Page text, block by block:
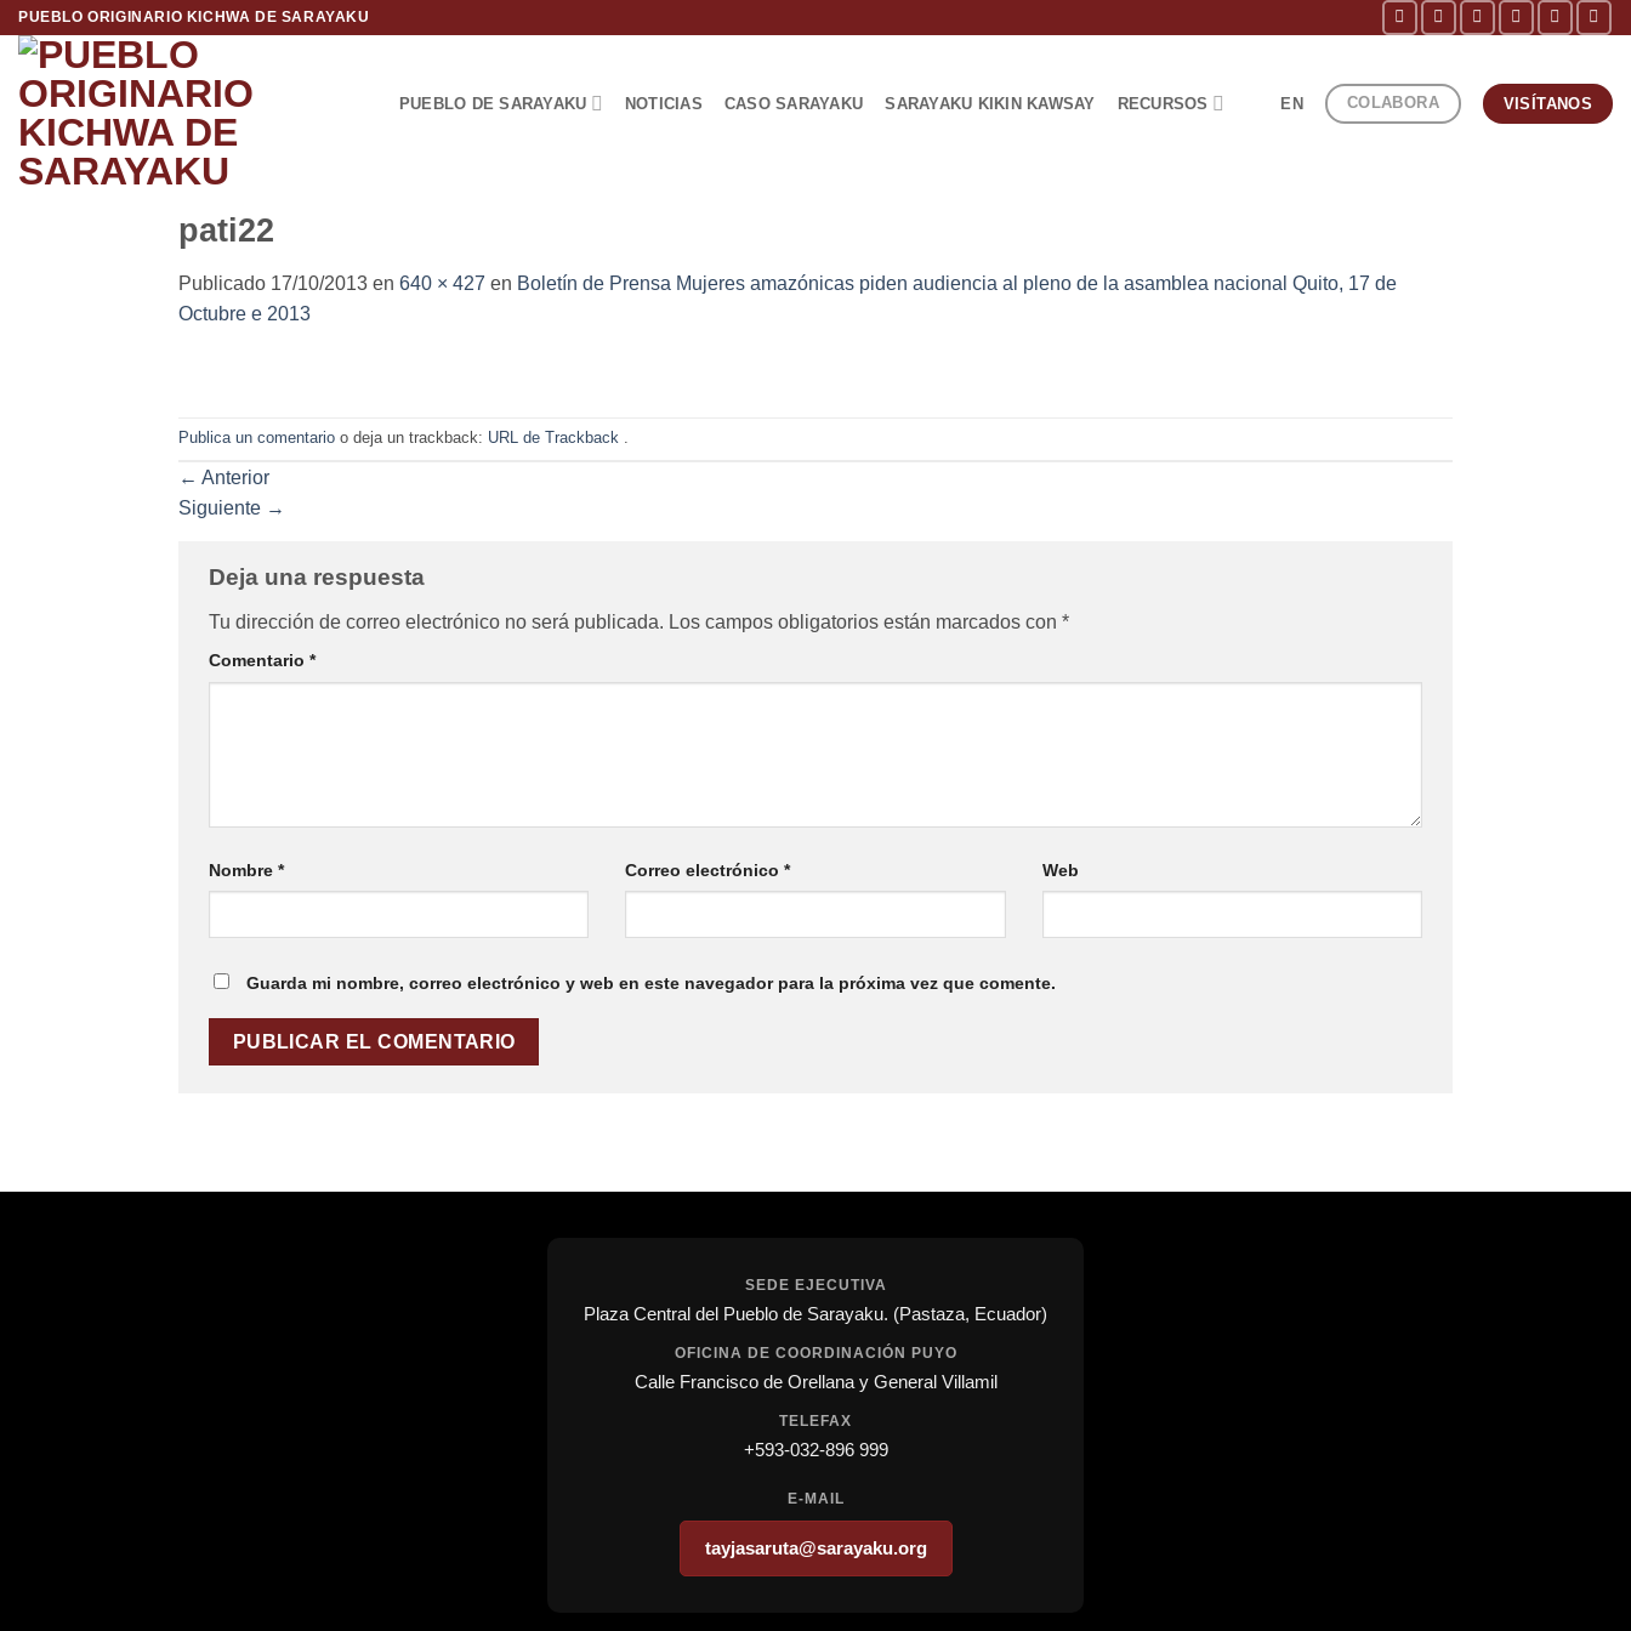
Saltar
contenido
PUEBLO ORIGINARIO KICHWA DE SARAYAKU
PUEBLO DE SARAYAKU NOTICIAS CASO SARAYAKU SARAYAKU KIKIN KAWSAY RECURSOS EN COLABORA VISÍTANOS
pati22
Publicado 17/10/2013 en 640 × 427 en Boletín de Prensa Mujeres amazónicas piden audiencia al pleno de la asamblea nacional Quito, 17 de
Octubre e 2013
Publica un comentario o deja un trackback: URL de Trackback .
← Anterior
Siguiente →
Deja una respuesta
Tu dirección de correo electrónico no será publicada. Los campos obligatorios están marcados con *
Comentario *
Nombre * Correo electrónico* Web
Guarda mi nombre, correo electrónico y web en este navegador para la próxima vez que comente.
SEDE EJECUTIVA
Plaza Central del Pueblo de Sarayaku. (Pastaza, Ecuador)
OFICINA DE COORDINACIÓN PUYO
Calle Francisco de Orellana y General Villamil
TELEFAX
+593-032-896 999
E-MAIL
tayjasaruta@sarayaku.org